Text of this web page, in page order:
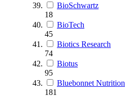
BioSchwartz
18
BioTech
45
Biotics Research
74
Biotus
95
Bluebonnet Nutrition
181